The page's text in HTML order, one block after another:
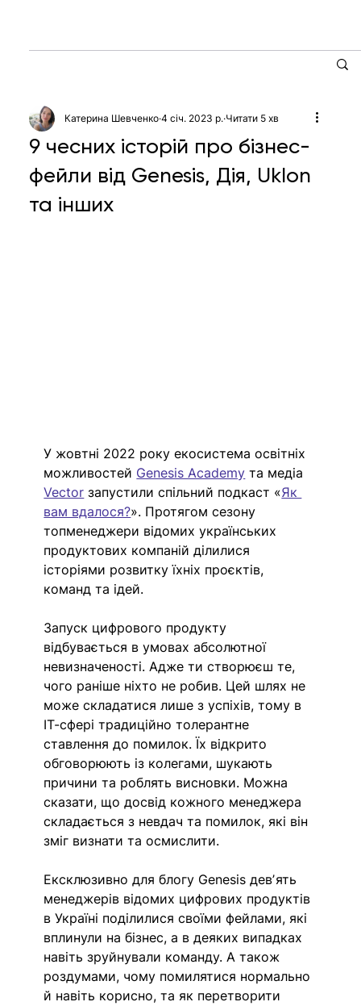
9 чесних історій про бізнес-
фейли від Genesis, Дія, Uklon
та інших
Катерина Шевченко 4 січ. 2023 р. Читати 5 хв
У жовтні 2022 року екосистема освітніх
можливостей Genesis Academy та медіа
Vector запустили спільний подкаст «Як
вам вдалося?». Протягом сезону
топменеджери відомих українських
продуктових компаній ділилися
історіями розвитку їхніх проєктів,
команд та ідей.
Запуск цифрового продукту
відбувається в умовах абсолютної
невизначеності. Адже ти створюєш те,
чого раніше ніхто не робив. Цей шлях не
може складатися лише з успіхів, тому в
ІТ-сфері традиційно толерантне
ставлення до помилок. Їх відкрито
обговорюють із колегами, шукають
причини та роблять висновки. Можна
сказати, що досвід кожного менеджера
складається з невдач та помилок, які він
зміг визнати та осмислити.
Ексклюзивно для блогу Genesis девʼять
менеджерів відомих цифрових продуктів
в Україні поділилися своїми фейлами, які
вплинули на бізнес, а в деяких випадках
навіть зруйнували команду. А також
роздумами, чому помилятися нормально
й навіть корисно, та як перетворити